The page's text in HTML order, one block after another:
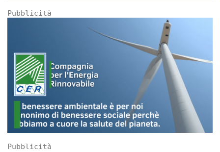
Pubblicità
Pubblicità